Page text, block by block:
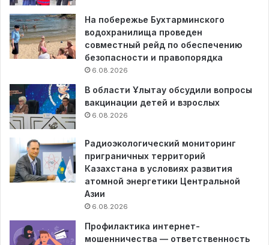
На побережье Бухтарминского
водохранилища проведен
совместный рейд по обеспечению
безопасности и правопорядка
6.08.2026
В области Ұлытау обсудили вопросы
вакцинации детей и взрослых
6.08.2026
Радиоэкологический мониторинг
приграничных территорий
Казахстана в условиях развития
атомной энергетики Центральной
Азии
6.08.2026
Профилактика интернет-
мошенничества — ответственность